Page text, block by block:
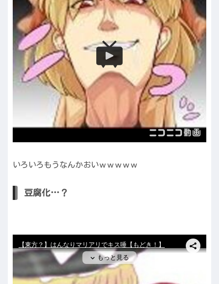
いろいろもうなんかおいｗｗｗｗｗ
豆腐化…？